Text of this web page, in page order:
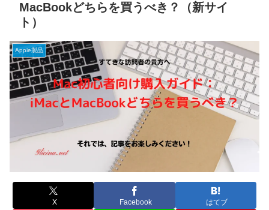
MacBookどちらを買うべき？（新サイ
ト）
Apple製品
X Facebook はてブ